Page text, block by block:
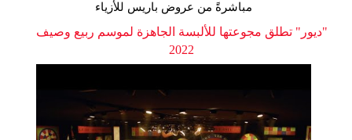
مباشرةً من عروض باريس للأزياء
"ديور" تطلق مجوعتها للألبسة الجاهزة لموسم ربيع وصيف
2022